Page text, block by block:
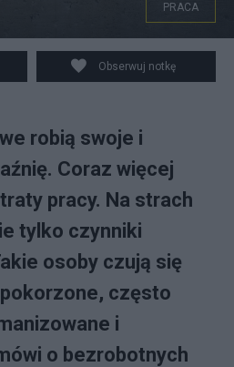
PRACA
Obserwuj notkę
robią swoje i
Coraz więcej
pracy. Na strach
tylko czynniki
osoby czują się
często
i
o bezrobotnych